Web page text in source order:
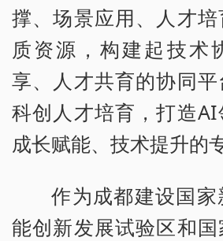
撑、场景应用、人才
质资源，构建起技术
享、人才共育的协同
科创人才培育，打造
成长赋能、技术提升的
作为成都建设国
能创新发展试验区和